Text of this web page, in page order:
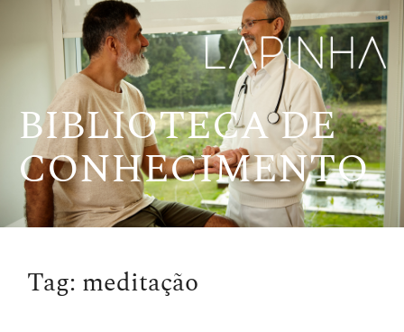
BIBLIOTECA DE
CONHECIMENTO
Tag: meditação